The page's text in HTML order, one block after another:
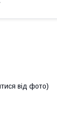
від фото)